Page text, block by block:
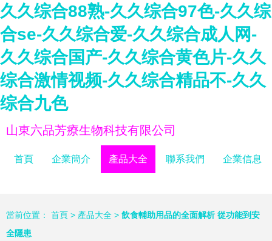
久久综合88熟-久久综合97色-久久综
合se-久久综合爱-久久综合成人网-
久久综合国产-久久综合黄色片-久久
综合激情视频-久久综合精品不-久久
综合九色
山東六品芳療生物科技有限公司
首頁 企業簡介 產品大全 聯系我們 企業信息
當前位置： 首頁 > 產品大全 > 飲食輔助用品的全面解析 從功能到安
全隱患